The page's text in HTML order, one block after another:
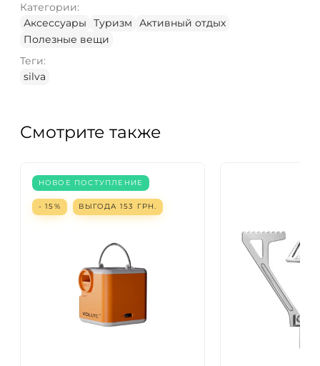
Категории:
Аксессуары
Туризм
Активный отдых
Полезные вещи
Теги:
silva
Смотрите также
НОВОЕ ПОСТУПЛЕНИЕ
- 15% ВЫГОДА 153 ГРН.